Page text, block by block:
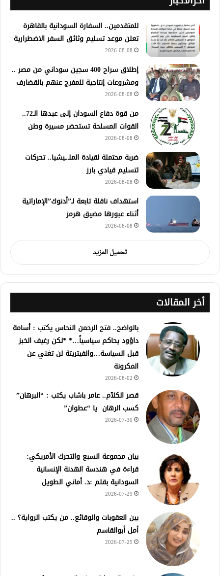
للمتقدمين.. السفارة السودانية بالقاهرة
تعلن موعد تسليم وثائق السفر الاضطرارية
2026-08-08
إطلاق سراح 400 سجين سوداني من مصر ..
ومشروعات إنتاجية للمفرج عنهم بالقضارف
2026-08-08
من قوة دفاع السودان إلى عيدها الـ72..
القوات المسلحة تستحضر مسيرة وطن
2026-08-08
ضربة محتملة لقيادة الملـ.ـيشيا.. تحركات
لتسليم قيادي بارز
2026-08-08
استهداف ناقلة تابعة لـ”أدنوك”الإماراتية
أثناء عبورها مضيق هرمز
2026-08-08
تحميل المزيد
أخر المقالات
بالواضح.. فتح الرحمن النحاس يكتب : أسامة
داؤود يحاكم سياسياً…* *لكن رغيف الخبز
قبل السياسة…والفيتريتة لن تغني عن
المكرونة
2026-08-02
قصر الكلآم.. عامر باشاب يكتب : “البرهان”
كسب الرهان يا “عطوان”
2026-07-30
بيان مجموعة السبع والتحرك الأمريكي:
قراءة في هندسة الهدنة الإنسانية
السودانية بقلم :د. أماني الطويل
2026-07-29
بين العقوبات والوقائع.. من يكتب الرواية؟ ..
أمل أبوالقاسم
2026-07-25